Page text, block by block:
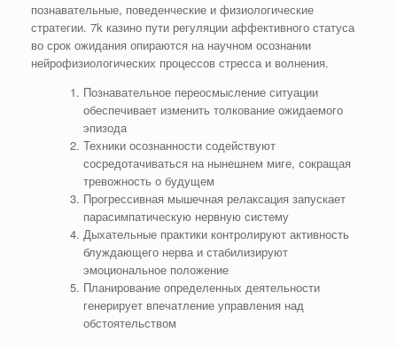
познавательные, поведенческие и физиологические
стратегии. 7k казино пути регуляции аффективного статуса
во срок ожидания опираются на научном осознании
нейрофизиологических процессов стресса и волнения.
Познавательное переосмысление ситуации
обеспечивает изменить толкование ожидаемого
эпизода
Техники осознанности содействуют
сосредотачиваться на нынешнем миге, сокращая
тревожность о будущем
Прогрессивная мышечная релаксация запускает
парасимпатическую нервную систему
Дыхательные практики контролируют активность
блуждающего нерва и стабилизируют
эмоциональное положение
Планирование определенных деятельности
генерирует впечатление управления над
обстоятельством